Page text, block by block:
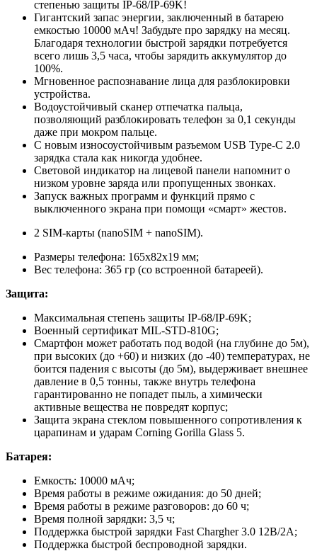
степенью защиты IP-68/IP-69K!
Гигантский запас энергии, заключенный в батарею
емкостью 10000 мАч! Забудьте про зарядку на месяц.
Благодаря технологии быстрой зарядки потребуется
всего лишь 3,5 часа, чтобы зарядить аккумулятор до
100%.
Мгновенное распознавание лица для разблокировки
устройства.
Водоустойчивый сканер отпечатка пальца,
позволяющий разблокировать телефон за 0,1 секунды
даже при мокром пальце.
С новым износоустойчивым разъемом USB Type-C 2.0
зарядка стала как никогда удобнее.
Световой индикатор на лицевой панели напомнит о
низком уровне заряда или пропущенных звонках.
Запуск важных программ и функций прямо с
выключенного экрана при помощи «смарт» жестов.
2 SIM-карты (nanoSIM + nanoSIM).
Размеры телефона: 165x82x19 мм;
Вес телефона: 365 гр (со встроенной батареей).
Защита:
Максимальная степень защиты IP-68/IP-69K;
Военный сертификат MIL-STD-810G;
Смартфон может работать под водой (на глубине до 5м),
при высоких (до +60) и низких (до -40) температурах, не
боится падения с высоты (до 5м), выдерживает внешнее
давление в 0,5 тонны, также внутрь телефона
гарантированно не попадет пыль, а химически
активные вещества не повредят корпус;
Защита экрана стеклом повышенного сопротивления к
царапинам и ударам Corning Gorilla Glass 5.
Батарея:
Емкость: 10000 мАч;
Время работы в режиме ожидания: до 50 дней;
Время работы в режиме разговоров: до 60 ч;
Время полной зарядки: 3,5 ч;
Поддержка быстрой зарядки Fast Chargher 3.0 12В/2А;
Поддержка быстрой беспроводной зарядки.